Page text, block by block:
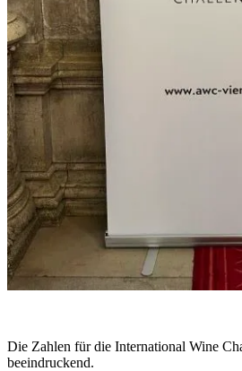
Die Zahlen für die International Wine
beeindruckend.